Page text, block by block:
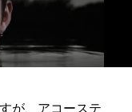
が、アコーステ